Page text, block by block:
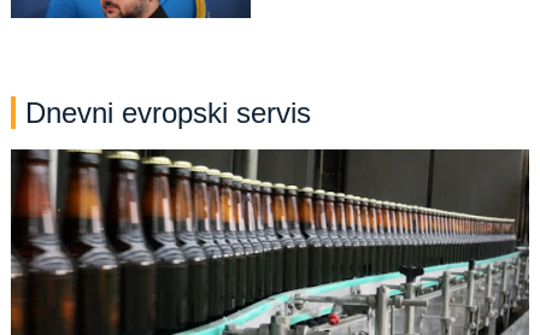
Dnevni evropski servis